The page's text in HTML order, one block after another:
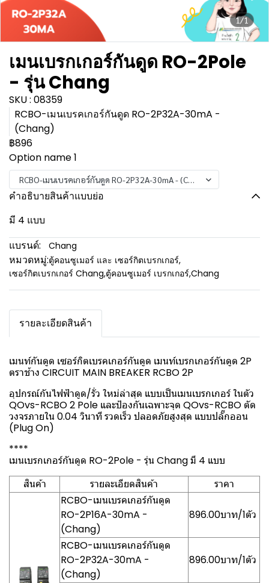
1/1
เมนเบรกเกอร์กันดูด RO-2Pole
- รุ่น Chang
SKU : 08359
RCBO-เมนเบรคเกอร์กันดูด RO-2P32A-30mA -
(Chang)
฿896
Option name 1
RCBO-เมนเบรคเกอร์กันดูด RO-2P32A-30mA - (Chang)
คำอธิบายสินค้าแบบย่อ
มี 4 แบบ
แบรนด์:
Chang
หมวดหมู่:ตู้คอนซูเมอร์ และ เซอร์กิตเบรกเกอร์,
เซอร์กิตเบรกเกอร์ Chang,ตู้คอนซูเมอร์ เบรกเกอร์,Chang
รายละเอียดสินค้า
เมนท์กันดูด เซอร์กิตเบรคเกอร์กันดูด เมนท์เบรกเกอร์กันดูด 2P
ตราช้าง CIRCUIT MAIN BREAKER RCBO 2P
อุปกรณ์กันไฟฟ้าดูด/รั่ว ใหม่ล่าสุด แบบเป็นเมนเบรกเกอร์ ในตัว
QOvs-RCBO 2 Pole และป้องกันเฉพาะจุด QOvs-RCBO ตัด
วงจรภายใน 0.04 วินาที รวดเร็ว ปลอดภัยสูงสุด แบบปลั๊กออน
(Plug On)
****
เมนเบรกเกอร์กันดูด RO-2Pole - รุ่น Chang มี 4 แบบ
สินค้า
รายละเอียดสินค้า
ราคา
RCBO-เมนเบรคเกอร์กันดูด
RO-2P16A-30mA -
(Chang)
896.00บาท/1ตัว
RCBO-เมนเบรคเกอร์กันดูด
RO-2P32A-30mA -
(Chang)
896.00บาท/1ตัว